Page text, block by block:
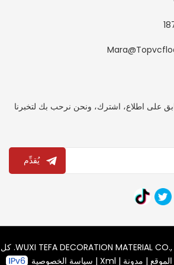
على اطلاع، اشترك، ونحن نرحب بك لتخبرنا
يُقدِّم
حقوق النشر © 2026 WUXI TEFA DECORATION MATERIAL CO., LTD. كل
| مدونة |
Xml
| سياسة الخصوصية